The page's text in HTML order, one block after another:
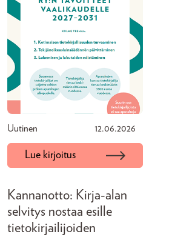
Uutinen 12.06.2026
Lue kirjoitus
Kannanotto: Kirja-alan
selvitys nostaa esille
tietokirjailijoiden